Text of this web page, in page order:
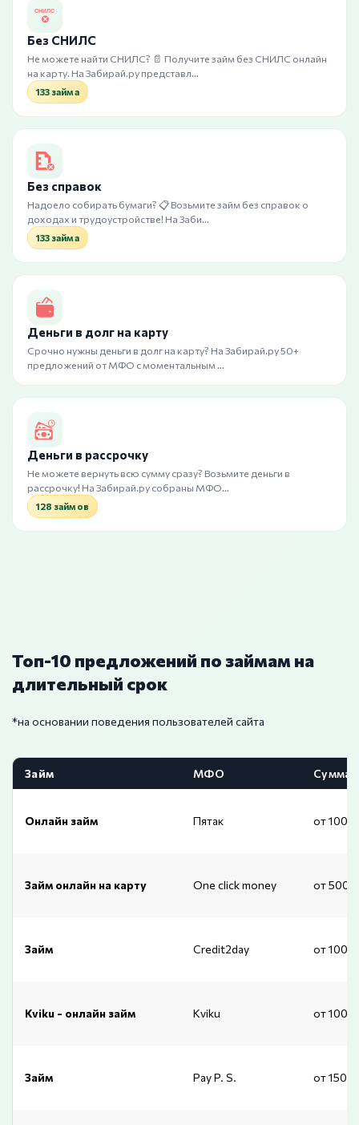
Без СНИЛС
Не можете найти СНИЛС? 📄 Получите займ без СНИЛС онлайн
на карту. На Забирай.ру представл…
133 займа
Без справок
Надоело собирать бумаги? 📋 Возьмите займ без справок о
доходах и трудоустройстве! На Заби…
133 займа
Деньги в долг на карту
Срочно нужны деньги в долг на карту? На Забирай.ру 50+
предложений от МФО с моментальным …
Деньги в рассрочку
Не можете вернуть всю сумму сразу? Возьмите деньги в
рассрочку! На Забирай.ру собраны МФО…
128 займов
Топ-10 предложений по займам на
длительный срок
*на основании поведения пользователей сайта
Займ МФО Сумма
Онлайн займ Пятак от
Займ онлайн на карту One click money от 500
Займ Credit2day от
Kviku - онлайн займ Kviku от 1000
Займ Pay P. S. от